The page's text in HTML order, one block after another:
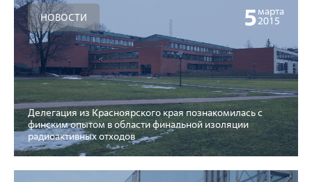
НОВОСТИ 5марта
2015
Делегация из Красноярского края познакомилась с
финским опытом в области финальной изоляции
радиоактивных отходов